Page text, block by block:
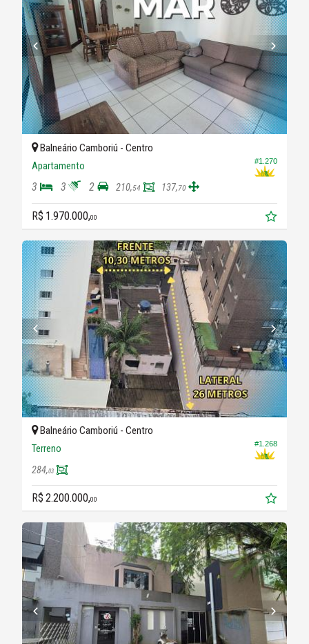
#1.270
Balneário Camboriú - Centro
Apartamento
3 3 2 210,54 137,70
R$ 1.970.000,00
#1.268
Balneário Camboriú - Centro
Terreno
284,03
R$ 2.200.000,00